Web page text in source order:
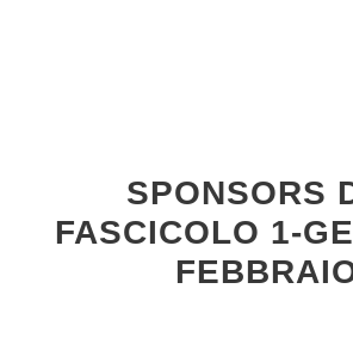
SPONSORS
FASCICOLO 1-